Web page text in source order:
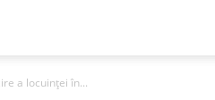
a locuinței în...